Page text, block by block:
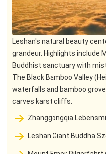
Leshan's natural beauty
grandeur. Highlights include
Buddhist sanctuary with
The Black Bamboo Valley
waterfalls and bamboo
carves karst cliffs.
Zhanggongqia